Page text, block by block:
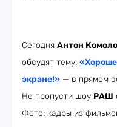
Сегодня Антон
обсудят тему:
экране!» — в прямом
Не пропусти шоу РАШ
Фото: кадры из